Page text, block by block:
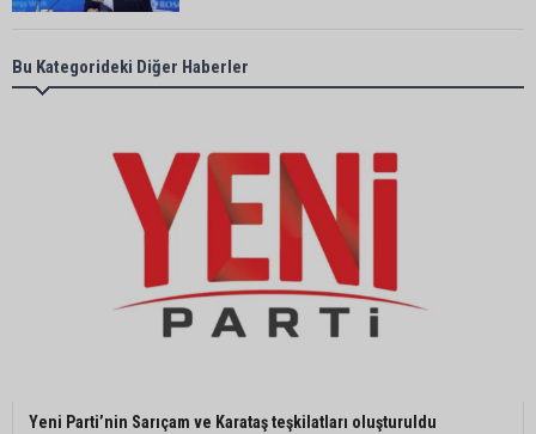
Başkan Ali Bedrettin Karataş’tan sahiller için
duyarlılık çağrısı
MHP Adana İl Başkanı Hakan Yıldırım:
“Liderimize dil uzatmak sizin haddinize değildir”
Adanalı 13 yaşındaki Ela Nur şelalede hayatını
kaybetti
Adanalı NASA astronotu Deniz Burnham uzaya
Bu Kategorideki Diğer Haberler
Yeni Parti’nin Sarıçam ve Karataş teşkilatları oluşturuldu